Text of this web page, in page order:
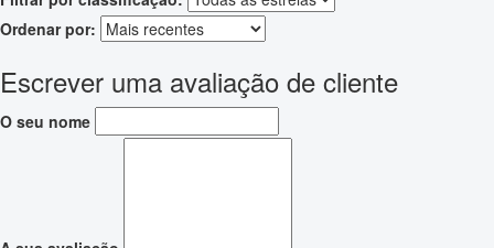
Ordenar por:
Escrever uma avaliação de cliente
O seu nome